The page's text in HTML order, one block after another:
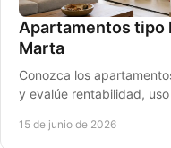
Apartamentos tipo
Marta
Conozca los
y evalúe rentabilidad,
15 de junio de 2026